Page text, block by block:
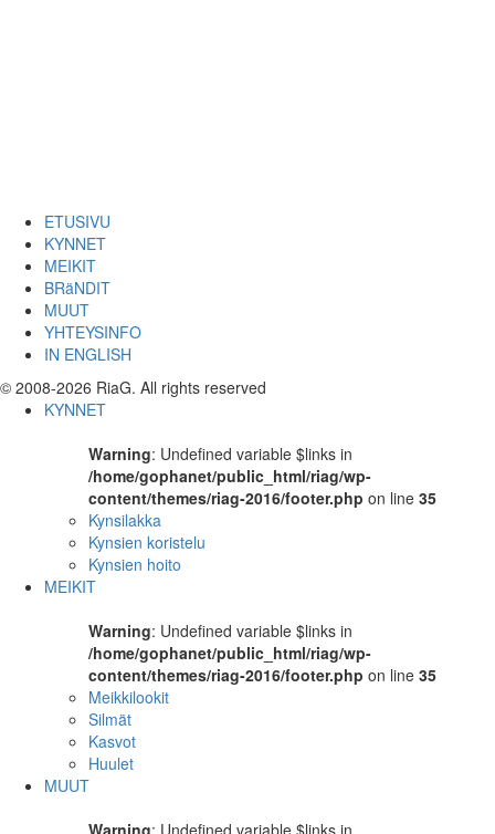
ETUSIVU
KYNNET
MEIKIT
BRäNDIT
MUUT
YHTEYSINFO
IN ENGLISH
© 2008-2026 RiaG. All rights reserved
KYNNET
Warning: Undefined variable $links in
/home/gophanet/public_html/riag/wp-
content/themes/riag-2016/footer.php on line 35
Kynsilakka
Kynsien koristelu
Kynsien hoito
MEIKIT
Warning: Undefined variable $links in
/home/gophanet/public_html/riag/wp-
content/themes/riag-2016/footer.php on line 35
Meikkilookit
Silmät
Kasvot
Huulet
MUUT